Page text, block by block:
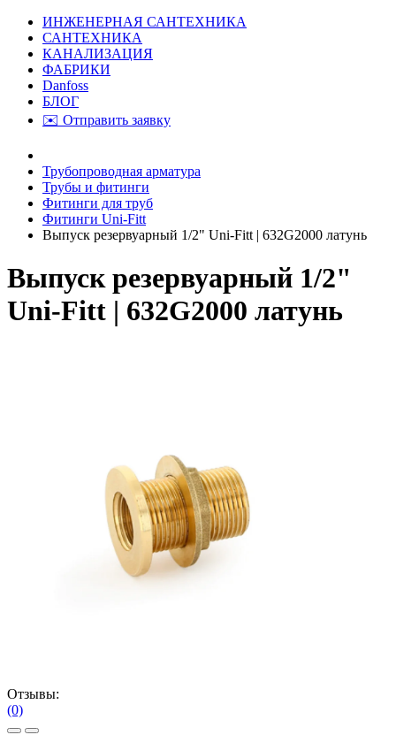
ИНЖЕНЕРНАЯ САНТЕХНИКА
САНТЕХНИКА
КАНАЛИЗАЦИЯ
ФАБРИКИ
Danfoss
БЛОГ
✉️ Отправить заявку
Трубопроводная арматура
Трубы и фитинги
Фитинги для труб
Фитинги Uni-Fitt
Выпуск резервуарный 1/2" Uni-Fitt | 632G2000 латунь
Выпуск резервуарный 1/2"
Uni-Fitt | 632G2000 латунь
Отзывы:
(0)